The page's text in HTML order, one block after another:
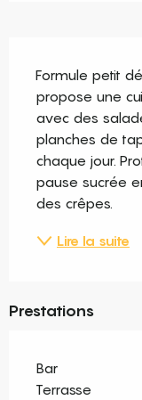
Formule petit
propose une
avec des
planches de
chaque jour.
pause sucrée
des crêpes.
Lire la suite
Prestations
Bar
Terrasse